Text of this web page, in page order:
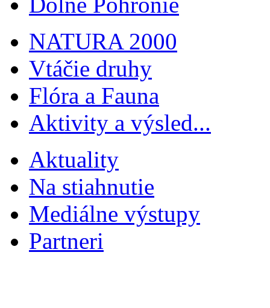
NATURA 2000
Vtáčie druhy
Flóra a Fauna
Aktivity a výsled...
Aktuality
Na stiahnutie
Mediálne výstupy
Partneri